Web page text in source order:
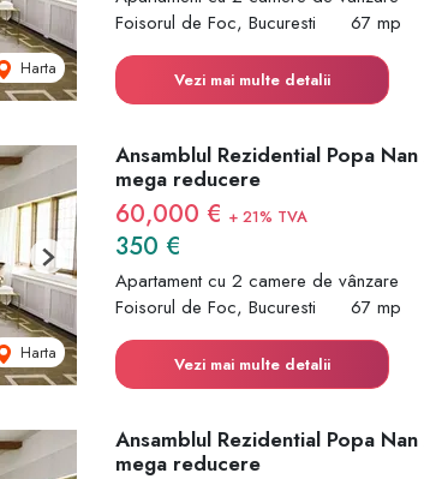
Harta
Foisorul de Foc, Bucuresti
67 mp
Vezi mai multe detalii
Harta
Next
Ansamblul Rezidential Popa
mega reducere
60,000 € + 21% TVA
350 €
Apartament cu 2 camere de vânzare
Foisorul de Foc, Bucuresti
67 mp
Vezi mai multe detalii
Ansamblul Rezidential Popa
mega reducere